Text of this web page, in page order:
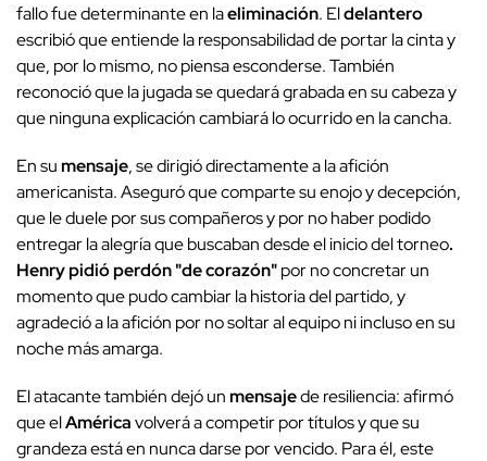
fallo fue determinante en laeliminación. Eldelantero
escribió que entiende la responsabilidad de portar la cinta y
que, por lo mismo, no piensa esconderse. También
reconoció que la jugada se quedará grabada en su cabeza y
que ninguna explicación cambiará lo ocurrido en la cancha.
En sumensaje, se dirigió directamente a la afición
americanista. Aseguró que comparte su enojo y decepción,
que le duele por sus compañeros y por no haber podido
entregar la alegría que buscaban desde el inicio del torneo.
Henry pidió perdón "de corazón"por no concretar un
momento que pudo cambiar la historia del partido, y
agradeció a la afición por no soltar al equipo ni incluso en su
noche más amarga.
El atacante también dejó unmensajede resiliencia: afirmó
que elAméricavolverá a competir por títulos y que su
grandeza está en nunca darse por vencido. Para él, este